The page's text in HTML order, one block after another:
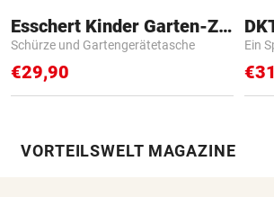
Esschert Kinder Garten-Zubehör
Schürze und Gartengerätetasche
€29,90
Ein
VORTEILSWELT MAGAZINE